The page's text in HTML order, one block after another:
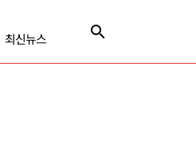
최신뉴스